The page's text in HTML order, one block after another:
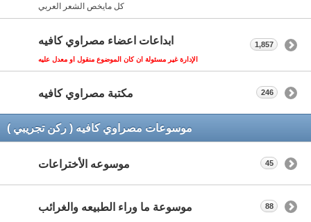
كل مايخص الشعر العربي
ابداعات اعضاء مصراوي كافيه
الإدارة غير مسئولة ان كان الموضوع منقول او معدل عليه
1,857
مكتبة مصراوي كافيه 246
موسوعات مصراوي كافيه ( ركن تجريبي )
موسوعه الأختراعات 45
موسوعة ما وراء الطبيعه والغرائب 88